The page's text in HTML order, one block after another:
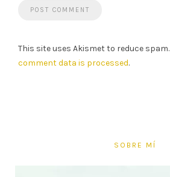
This site uses Akismet to reduce spam.
comment data is processed.
SOBRE MÍ